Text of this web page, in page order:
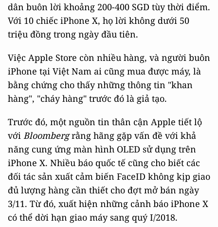
dân buôn lời khoảng 200-400 SGD tùy thời điểm.
Với 10 chiếc iPhone X, họ lời không dưới 50
triệu đồng trong ngày đầu tiên.
Việc Apple Store còn nhiều hàng, và người buôn
iPhone tại Việt Nam ai cũng mua được máy, là
bằng chứng cho thấy những thông tin "khan
hàng", "cháy hàng" trước đó là giả tạo.
Trước đó, một nguồn tin thân cận Apple tiết lộ
với Bloombergrằng hãng gặp vấn đề với khả
năng cung ứng màn hình OLED sử dụng trên
iPhone X. Nhiều báo quốc tế cũng cho biết các
đối tác sản xuất cảm biến FaceID không kịp giao
đủ lượng hàng cần thiết cho đợt mở bán ngày
3/11. Từ đó, xuất hiện những cảnh báo iPhone X
có thể dời hạn giao máy sang quý I/2018.